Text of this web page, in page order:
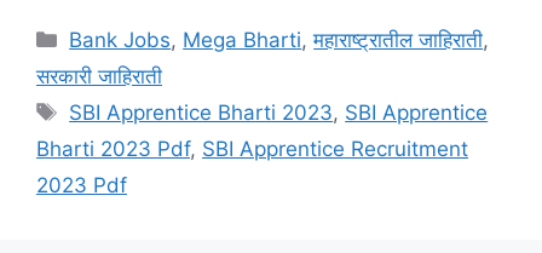
Categories
Bank Jobs, Mega Bharti,महाराष्ट्रातील जाहिराती,
सरकारी जाहिराती
Tags
SBI Apprentice Bharti 2023, SBI Apprentice
Bharti 2023 Pdf, SBI Apprentice Recruitment
2023 Pdf